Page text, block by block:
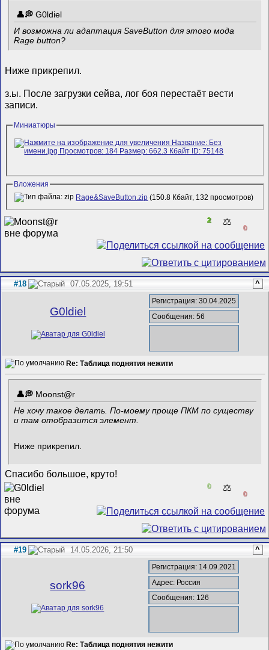
G0ldiel
И возможна ли адаптация SaveButton для этого мода
Rage button?
Ниже прикрепил.
з.ы. После загрузки сейва, лог боя перестаёт вести
записи.
Миниатюры
Вложения
Rage&SaveButton.zip (150.8 Кбайт, 132 просмотров)
2 ⚖️
0
#18 07.05.2025, 19:51 ^
G0ldiel
Регистрация: 30.04.2025
Сообщения: 56
Re: Таблица поднятия нежити
Mооnst@r
Не хочу такое делать. По-моему проще ПКМ по существу
и там отобразится элемент.
Ниже прикрепил.
Спасибо большое, круто!
0 ⚖️
0
#19 14.05.2026, 21:50 ^
sork96
Регистрация: 14.09.2021
Адрес: Россия
Сообщения: 126
Re: Таблица поднятия нежити